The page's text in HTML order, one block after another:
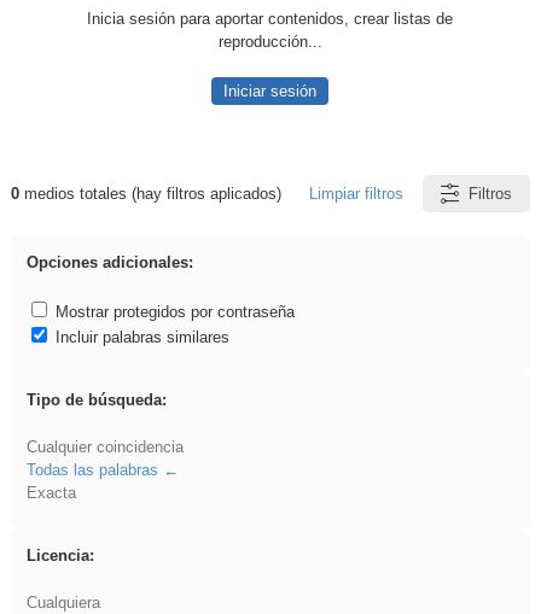
Inicia sesión para aportar contenidos, crear listas de
reproducción...
Iniciar sesión
Resultados de: Eventos
0medios totales (hay filtros aplicados) Limpiar filtros Filtros
Opciones adicionales:
Mostrar protegidos por contraseña
Incluir palabras similares
Tipo de búsqueda:
Cualquier coincidencia
Todas las palabras
Exacta
Licencia:
Cualquiera